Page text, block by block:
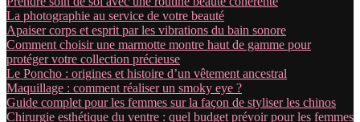
La photographie au service de votre beauté
Apaiser corps et esprit par les vibrations du bain sonore
Comment choisir une marmotte montre haut de gamme pour
protéger votre collection précieuse
Le Poncho : origines et histoire d’un vêtement ancestral
Maquillage : comment réaliser un smoky eye ?
Guide complet pour les femmes sur la façon de styliser les chinos
Chirurgie esthétique du ventre : quel budget prévoir pour les femmes